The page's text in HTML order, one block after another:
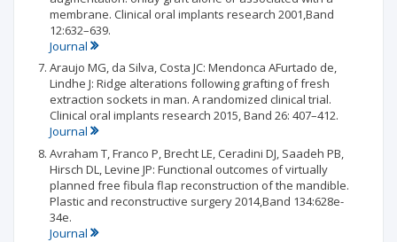
membrane. Clinical oral implants research 2001,Band
12:632–639.
Journal
Araujo MG, da Silva, Costa JC: Mendonca AFurtado de,
Lindhe J: Ridge alterations following grafting of fresh
extraction sockets in man. A randomized clinical trial.
Clinical oral implants research 2015, Band 26: 407–412.
Journal
Avraham T, Franco P, Brecht LE, Ceradini DJ, Saadeh PB,
Hirsch DL, Levine JP: Functional outcomes of virtually
planned free fibula flap reconstruction of the mandible.
Plastic and reconstructive surgery 2014,Band 134:628e-
34e.
Journal